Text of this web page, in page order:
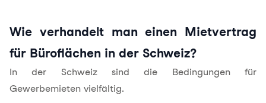
Wie verhandelt man einen Mietvertrag
für Büroflächen in der Schweiz?
In der Schweiz sind die Bedingungen für
Gewerbemieten vielfältig.